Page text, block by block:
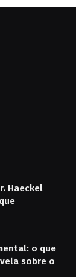
Haeckel
o que
sobre o